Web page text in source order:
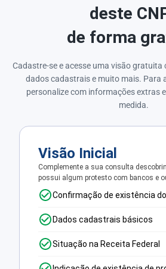
deste
de forma
Cadastre-se e acesse uma visão gratuita
dados cadastrais e muito mais. Para
personalize com informações extras
medida.
Visão Inicial
Complemente a sua consulta
possui algum protesto com bancos e
Confirmação de existência do
Dados cadastrais básicos
Situação na Receita Federal